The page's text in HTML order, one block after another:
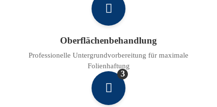
Oberflächenbehandlung
Professionelle Untergrundvorbereitung für maximale
Folienhaftung
3